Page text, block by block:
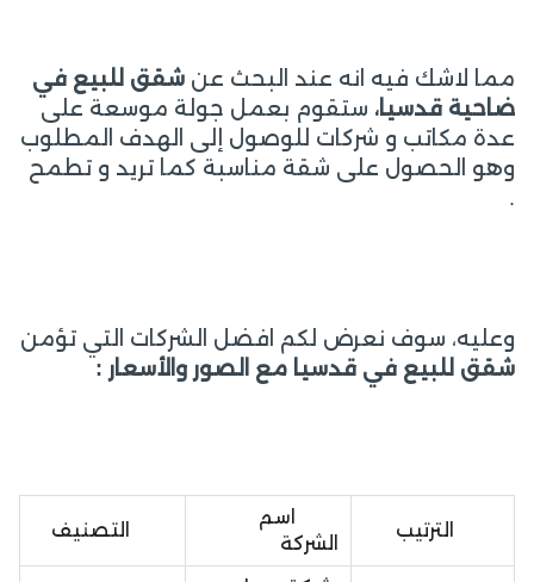
مما لاشك فيه انه عند البحث عن شقق للبيع في
ضاحية قدسيا، ستقوم بعمل جولة موسعة على
عدة مكاتب و شركات للوصول إلى الهدف المطلوب
وهو الحصول على شقة مناسبة كما تريد و تطمح
.
وعليه، سوف نعرض لكم افضل الشركات التي تؤمن
شقق للبيع في قدسيا مع الصور والأسعار :
الترتيب
اسم
الشركة
التصنيف